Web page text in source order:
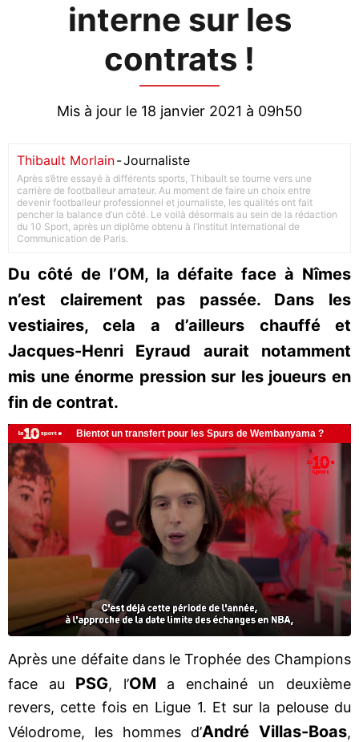
interne sur les
contrats !
Mis à jour le 18 janvier 2021 à 09h50
Thibault Morlain-Journaliste
Après s’être essayé à différents sports, Thibault se tourne vers une
carrière de footballeur amateur. Au moment de faire un choix entre
devenir footballeur professionnel et journaliste, les qualités ont fait
pencher la balance d’un côté. Le voilà désormais au sein de la rédaction
du 10 Sport, après un diplôme obtenu à l’Institut International de
Communication de Paris.
Du côté de l’OM, la défaite face à Nîmes
n’est clairement pas passée. Dans les
vestiaires, cela a d’ailleurs chauffé et
Jacques-Henri Eyraud aurait notamment
mis une énorme pression sur les joueurs en
fin de contrat.
Après une défaite dans le Trophée des Champions
face au PSG, l’OM a enchainé un deuxième
revers, cette fois en Ligue 1. Et sur la pelouse du
Vélodrome, les hommes d’André Villas-Boas,